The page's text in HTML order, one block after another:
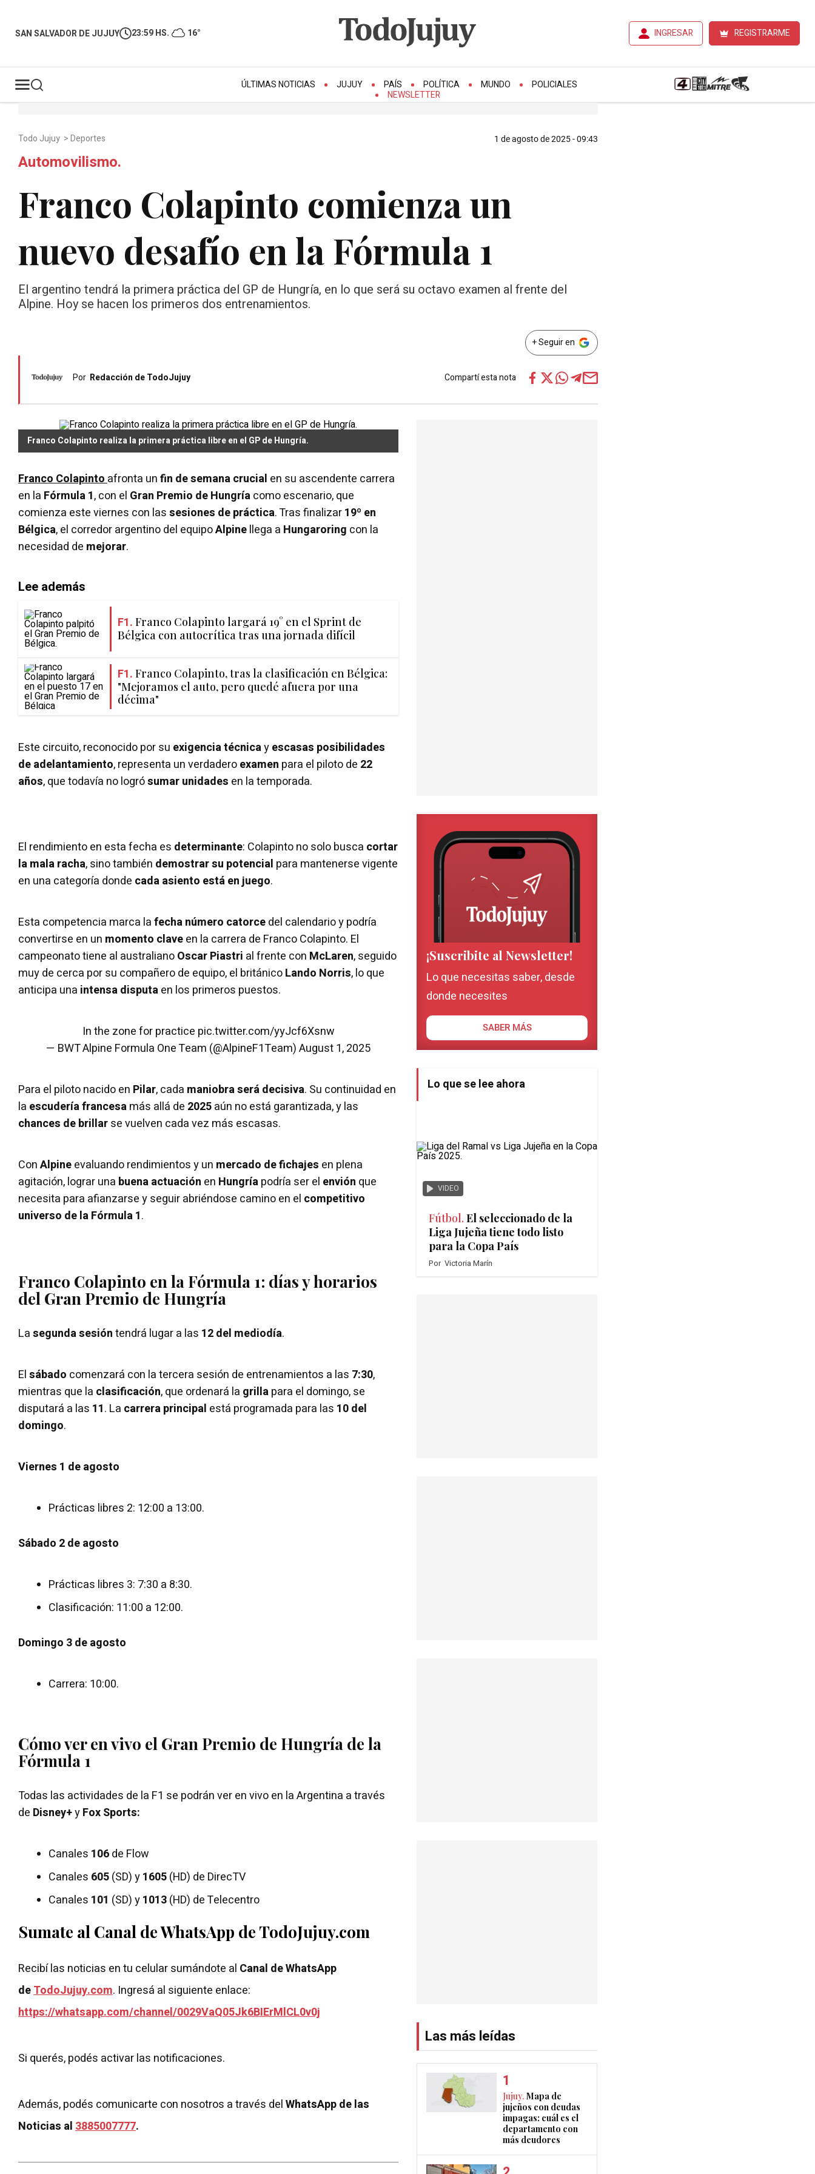
SAN SALVADOR DE JUJUY 23:59 HS. 16° INGRESAR REGISTRARME
ÚLTIMAS NOTICIAS JUJUY PAÍS POLÍTICA MUNDO
POLICIALES
NEWSLETTER
Todo Jujuy >Deportes 1 de agosto de 2025 - 09:43
Automovilismo.
Franco Colapinto comienza un
nuevo desafío en la Fórmula 1
El argentino tendrá la primera práctica del GP de Hungría, en lo que será su octavo examen al frente del
Alpine. Hoy se hacen los primeros dos entrenamientos.
+ Seguir en
Por Redacción de TodoJujuy Compartí esta nota
Franco Colapinto realiza la primera práctica libre en el GP de Hungría.
Franco Colapintoafronta unfin de semana crucial en su ascendente carrera
en la Fórmula 1, con el Gran Premio de Hungríacomo escenario, que
comienza este viernes con lassesiones de práctica. Tras finalizar19º en
Bélgica, el corredor argentino del equipoAlpinellega a Hungaroring con la
necesidad de mejorar.
Lee además
F1. Franco Colapinto largará 19° en el Sprint de
Bélgica con autocrítica tras una jornada difícil
F1. Franco Colapinto, tras la clasificación en Bélgica:
"Mejoramos el auto, pero quedé afuera por una
décima"
Este circuito, reconocido por su exigencia técnicayescasas posibilidades
de adelantamiento, representa un verdaderoexamen para el piloto de 22
años, que todavía no logrósumar unidades en la temporada.
El rendimiento en esta fecha es determinante: Colapinto no solo busca cortar
la mala racha, sino también demostrar su potencial para mantenerse vigente
en una categoría donde cada asiento está en juego.
Esta competencia marca lafecha número catorcedel calendario y podría
convertirse en un momento claveen la carrera de Franco Colapinto. El
campeonato tiene al australianoOscar Piastri al frente con McLaren, seguido
muy de cerca por su compañero de equipo, el británicoLando Norris, lo que
anticipa una intensa disputaen los primeros puestos.
In the zone for practice pic.twitter.com/yyJcf6Xsnw
— BWT Alpine Formula One Team (@AlpineF1Team)August 1, 2025
Para el piloto nacido en Pilar, cada maniobra será decisiva. Su continuidad en
la escudería francesamás allá de 2025aún no está garantizada, y las
chances de brillarse vuelven cada vez más escasas.
ConAlpineevaluando rendimientos y un mercado de fichajes en plena
agitación, lograr una buena actuación en Hungríapodría ser el envión que
necesita para afianzarse y seguir abriéndose camino en el competitivo
universo de la Fórmula 1.
Franco Colapinto en la Fórmula 1: días y horarios
del Gran Premio de Hungría
Lasegunda sesióntendrá lugar a las 12 del mediodía.
Elsábado comenzará con la tercera sesión de entrenamientos a las 7:30,
mientras que la clasificación, que ordenará la grillapara el domingo, se
disputará a las 11. La carrera principal está programada para las 10 del
domingo.
Viernes 1 de agosto
Prácticas libres 2: 12:00 a 13:00.
Sábado 2 de agosto
Prácticas libres 3: 7:30 a 8:30.
Clasificación: 11:00 a 12:00.
Domingo 3 de agosto
Carrera: 10:00.
Cómo ver en vivo el Gran Premio de Hungría de la
Fórmula 1
Todas las actividades de la F1 se podrán ver en vivo en la Argentina a través
de Disney+yFox Sports:
Canales 106de Flow
Canales 605(SD) y1605(HD) de DirecTV
Canales 101 (SD) y1013(HD) de Telecentro
Sumate al Canal de WhatsApp de TodoJujuy.com
Recibí las noticias en tu celular sumándote al Canal de WhatsApp
deTodoJujuy.com. Ingresá al siguiente enlace:
https://whatsapp.com/channel/0029VaQ05Jk6BIErMlCL0v0j
Si querés, podés activar las notificaciones.
Además, podés comunicarte con nosotros a través delWhatsApp de las
Noticias al3885007777.
¡Suscribite al Newsletter!
Lo que necesitas saber, desde
donde necesites
SABER MÁS
Lo que se lee ahora
VIDEO
Fútbol. El seleccionado de la
Liga Jujeña tiene todo listo
para la Copa País
Por Victoria Marín
Las más leídas
Jujuy. Mapa de
jujeños con deudas
impagas: cuál es el
departamento con
más deudores